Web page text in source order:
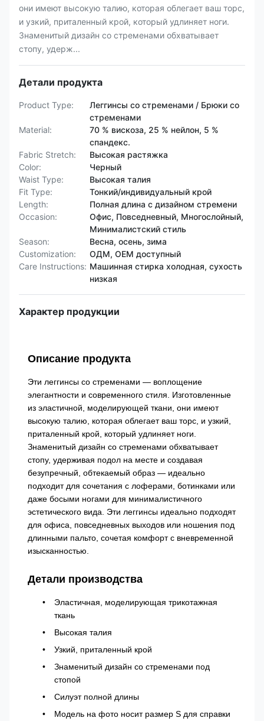
они имеют высокую талию, которая облегает ваш торс,
и узкий, приталенный крой, который удлиняет ноги.
Знаменитый дизайн со стременами обхватывает
стопу, удерж...
Детали продукта
Product Type:
Леггинсы со стременами / Брюки со
стременами
Material:
70 % вискоза, 25 % нейлон, 5 %
спандекс.
Fabric Stretch:
Высокая растяжка
Color:
Черный
Waist Type:
Высокая талия
Fit Type:
Тонкий/индивидуальный крой
Length:
Полная длина с дизайном стремени
Occasion:
Офис, Повседневный, Многослойный,
Минималистский стиль
Season:
Весна, осень, зима
Customization:
ОДМ, OEM доступный
Care Instructions: Машинная стирка холодная, сухость
низкая
Характер продукции
Описание продукта
Эти леггинсы со стременами — воплощение
элегантности и современного стиля. Изготовленные
из эластичной, моделирующей ткани, они имеют
высокую талию, которая облегает ваш торс, и узкий,
приталенный крой, который удлиняет ноги.
Знаменитый дизайн со стременами обхватывает
стопу, удерживая подол на месте и создавая
безупречный, обтекаемый образ — идеально
подходит для сочетания с лоферами, ботинками или
даже босыми ногами для минималистичного
эстетического вида. Эти леггинсы идеально подходят
для офиса, повседневных выходов или ношения под
длинными пальто, сочетая комфорт с вневременной
изысканностью.
Детали производства
Эластичная, моделирующая трикотажная
ткань
Высокая талия
Узкий, приталенный крой
Знаменитый дизайн со стременами под
стопой
Силуэт полной длины
Модель на фото носит размер S для справки